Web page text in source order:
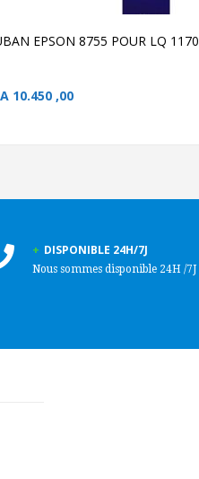
EPSON 8755 POUR LQ 1170
10.450 ,00
DISPONIBLE 24H/7J
Nous sommes disponible 24H /7J